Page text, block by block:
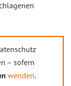
– sofern
wenden.